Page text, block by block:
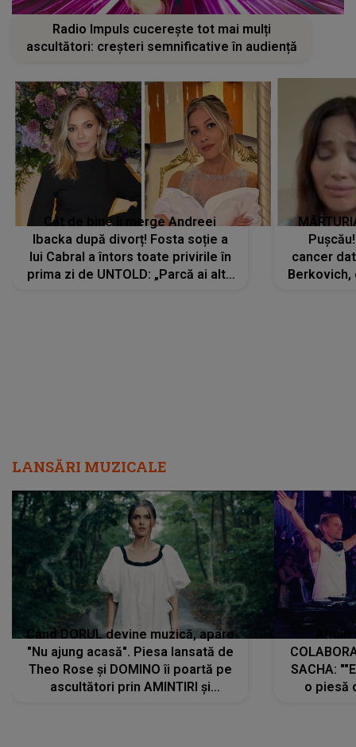
Radio Impuls cucerește tot mai mulți
ascultători: creșteri semnificative în audiență
Cât de bine îi merge Andreei
Ibacka după divorț! Fosta soție a
lui Cabral a întors toate privirile în
prima zi de UNTOLD: „Parcă ai altă
cancer
LANSĂRI MUZICALE
Când DORUL devine muzică, apare
"Nu ajung acasă". Piesa lansată de
Theo Rose și DOMINO îi poartă pe
ascultători prin AMINTIRI și
SACHA:
o piesă